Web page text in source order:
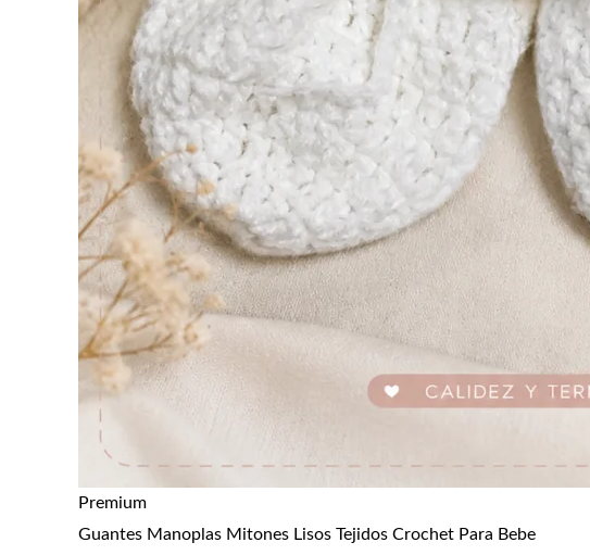
Premium
Guantes Manoplas Mitones Lisos Tejidos Crochet Para Bebe